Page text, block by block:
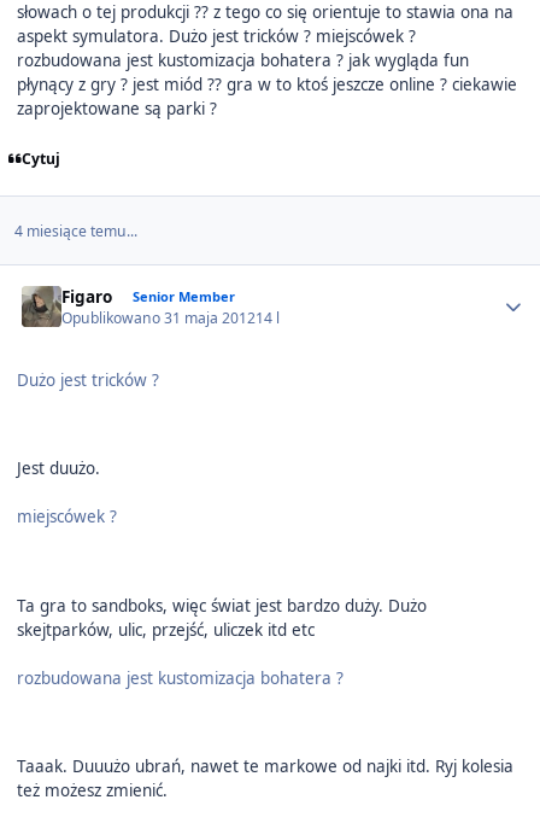
słowach o tej produkcji ?? z tego co się orientuje to stawia ona na
aspekt symulatora. Dużo jest tricków ? miejscówek ?
rozbudowana jest kustomizacja bohatera ? jak wygląda fun
płynący z gry ? jest miód ?? gra w to ktoś jeszcze online ? ciekawie
zaprojektowane są parki ?
Cytuj
4 miesiące temu...
Figaro Senior Member
Opublikowano31 maja 201214 l
Dużo jest tricków ?
Jest duużo.
miejscówek ?
Ta gra to sandboks, więc świat jest bardzo duży. Dużo
skejtparków, ulic, przejść, uliczek itd etc
rozbudowana jest kustomizacja bohatera ?
Taaak. Duuużo ubrań, nawet te markowe od najki itd. Ryj kolesia
też możesz zmienić.